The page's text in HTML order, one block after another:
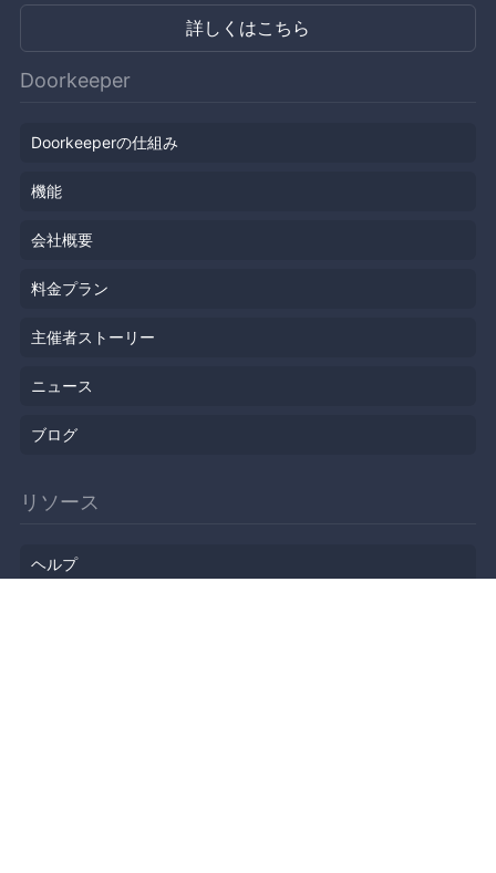
詳しくはこちら
Doorkeeper
Doorkeeperの仕組み
機能
会社概要
料金プラン
主催者ストーリー
ニュース
ブログ
リソース
ヘルプ